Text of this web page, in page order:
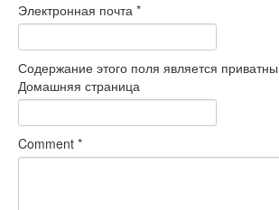
Электронная почта *
Содержание этого поля является
Домашняя страница
Comment *